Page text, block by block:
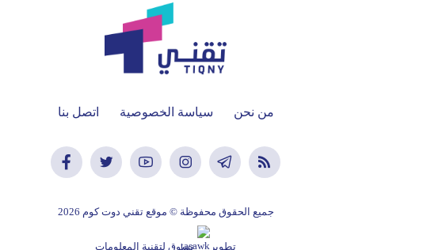
من نحن سياسة الخصوصية اتصل بنا
جميع الحقوق محفوظة © موقع تقني دوت كوم 2026
تطوير تسوق لتقنية المعلومات